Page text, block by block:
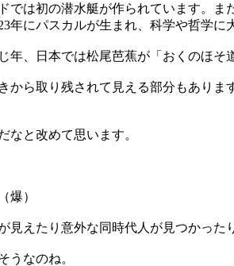
では初の潜水艇が作られています。
にパスカルが生まれ、科学や哲学に
年、日本では松尾芭蕉が「おくのほそ
から取り残されて見える部分もあり
なと改めて思います。
爆）
えたり意外な同時代人が見つかった
うなのね。